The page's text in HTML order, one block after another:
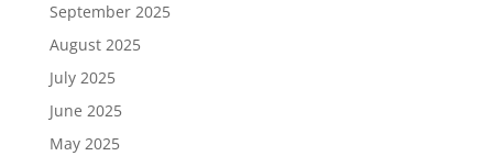
September 2025
August 2025
July 2025
June 2025
May 2025